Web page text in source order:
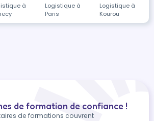
à
Logistique à
Paris
Logistique à
Kourou
de formation de confiance !
de formations couvrent